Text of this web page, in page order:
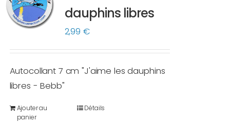
dauphins libres
2,99 €
Autocollant 7 cm "J'aime les dauphins
libres - Bebb"
Ajouter au
panier
Détails